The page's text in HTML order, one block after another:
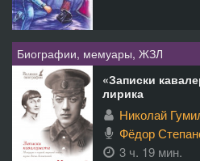
Биографии, мемуары, ЖЗЛ
«Записки
лирика
Николай
Фёдор
3 ч. 19 мин.